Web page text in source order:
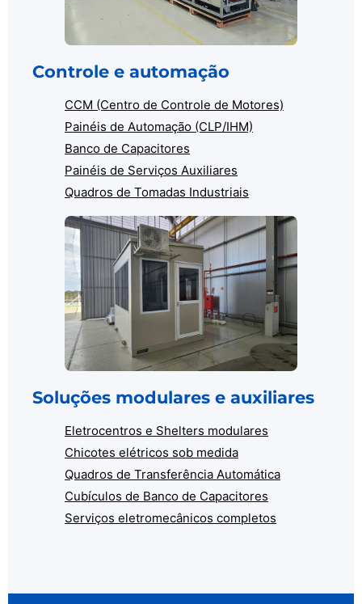
Controle e automação
CCM (Centro de Controle de Motores)
Painéis de Automação (CLP/IHM)
Banco de Capacitores
Painéis de Serviços Auxiliares
Quadros de Tomadas Industriais
Soluções modulares e auxiliares
Eletrocentros e Shelters modulares
Chicotes elétricos sob medida
Quadros de Transferência Automática
Cubículos de Banco de Capacitores
Serviços eletromecânicos completos